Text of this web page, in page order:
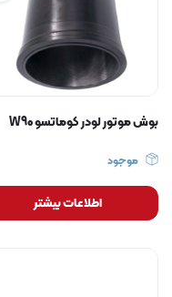
بوش موتور لودر کوماتسو W90
موجود
اطلاعات بیشتر